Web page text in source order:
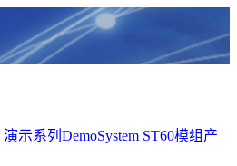
演示系列DemoSystem ST60模组产